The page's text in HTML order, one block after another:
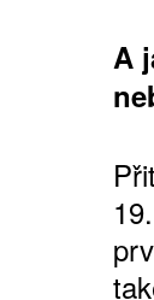
A
KOUPIT